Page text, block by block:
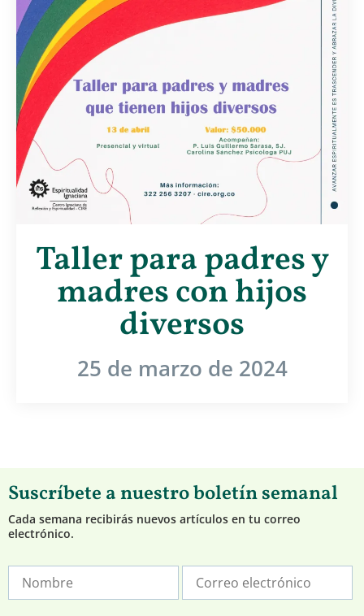
Taller para padres y
madres con hijos
diversos
25 de marzo de 2024
Suscríbete a nuestro boletín semanal
Cada semana recibirás nuevos artículos en tu correo
electrónico.